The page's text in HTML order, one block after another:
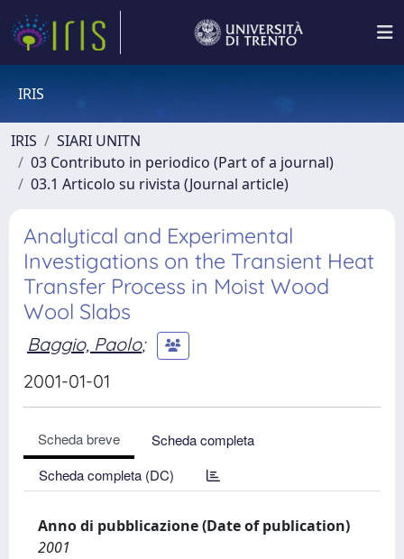
IRIS
IRIS
SIARI UNITN
03 Contributo in periodico (Part of a journal)
03.1 Articolo su rivista (Journal article)
Analytical and Experimental
Investigations on the Transient Heat
Transfer Process in Moist Wood
Wool Slabs
Baggio, Paolo;
2001-01-01
Scheda breve
Scheda completa
Scheda completa (DC)
Anno di pubblicazione (Date of publication)
2001